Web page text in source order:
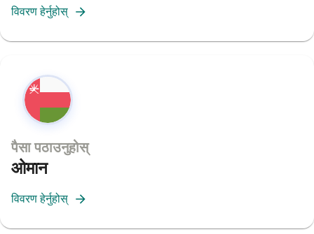
विवरण हेर्नुहोस्
पैसा पठाउनुहोस्
ओमान
विवरण हेर्नुहोस्